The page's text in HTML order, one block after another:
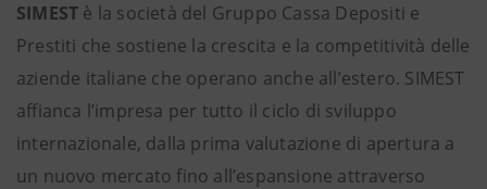
SIMEST è la società del Gruppo Cassa Depositi e
Prestiti che sostiene la crescita e la competitività delle
aziende italiane che operano anche all’estero. SIMEST
affianca l’impresa per tutto il ciclo di sviluppo
internazionale, dalla prima valutazione di apertura a
un nuovo mercato fino all’espansione attraverso